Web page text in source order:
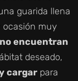
guarida llena
ocasión muy
no encuentran
deseado,
cargar para